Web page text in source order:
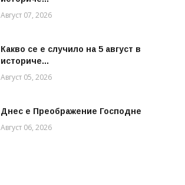
Август 07, 2026
Какво се е случило на 5 август в
историче...
Август 05, 2026
Днес е Преображение Господне
Август 06, 2026